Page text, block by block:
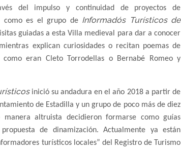
del impulso y continuidad de proyectos de
como es el grupo de Informadós Turísticos de
guiadas a esta Villa medieval para dar a conocer
explican curiosidades o recitan poemas de
como eran Cleto Torrodellas o Bernabé Romeo y
inició su andadura en el año 2018 a partir de
de Estadilla y un grupo de poco más de diez
manera altruista decidieron formarse como guías
de dinamización. Actualmente ya están
turísticos locales” del Registro de Turismo